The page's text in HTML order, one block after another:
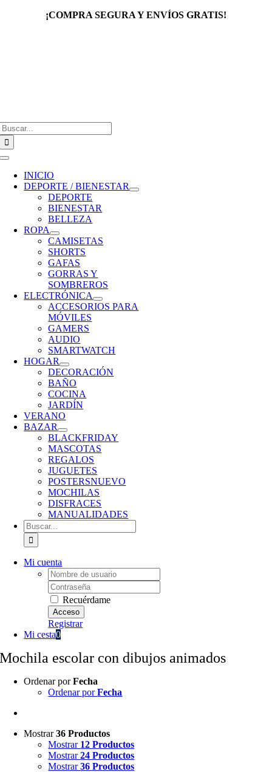
¡COMPRA SEGURA Y ENVÍOS GRATIS!
Toggle
Navigation
INICIO
DEPORTE / BIENESTAR
DEPORTE
BIENESTAR
BELLEZA
ROPA
CAMISETAS
SHORTS
GAFAS
GORRAS Y
SOMBREROS
ELECTRÓNICA
ACCESORIOS PARA
MÓVILES
GAMERS
AUDIO
SMARTWATCH
HOGAR
DECORACIÓN
BAÑO
COCINA
JARDÍN
VERANO
BAZAR
BLACKFRIDAY
MASCOTAS
REGALOS
JUGUETES
POSTERSNUEVO
MOCHILAS
DISFRACES
MANUALIDADES
Buscar:
Mi cuenta
Username:
Password:
Recuérdame
Registrar
Mi cesta0
Mochila escolar con dibujos animados
Ordenar porFecha
Ordenar porFecha
Mostrar36 Productos
Mostrar 12 Productos
Mostrar24 Productos
Mostrar36 Productos